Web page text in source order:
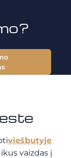
viešbutyje
vaizdas į